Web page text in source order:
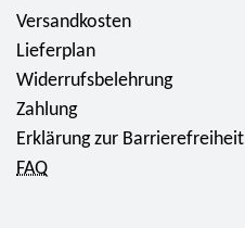
Versandkosten
Lieferplan
Widerrufsbelehrung
Zahlung
Erklärung zur Barrierefreiheit
FAQ